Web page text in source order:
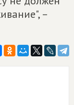
–